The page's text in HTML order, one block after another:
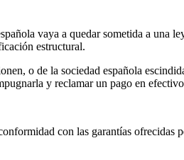
vaya a quedar sometida a una
estructural.
o de la sociedad española
y reclamar un pago en
con las garantías